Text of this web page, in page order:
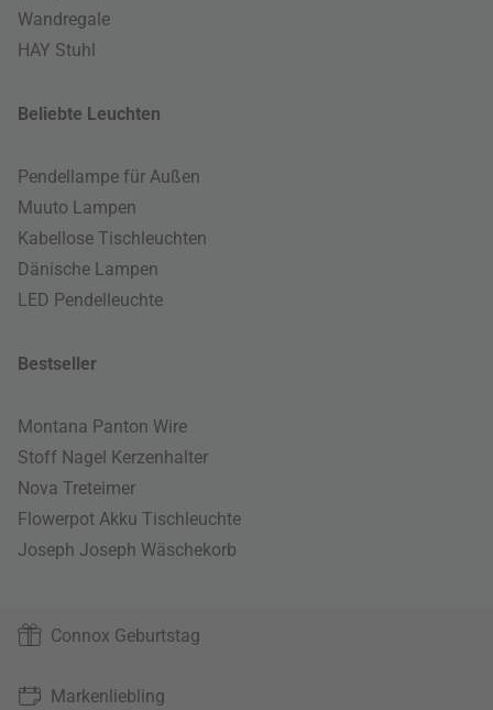
Wandregale
HAY Stuhl
Beliebte Leuchten
Pendellampe für Außen
Muuto Lampen
Kabellose Tischleuchten
Dänische Lampen
LED Pendelleuchte
Bestseller
Montana Panton Wire
Stoff Nagel Kerzenhalter
Nova Treteimer
Flowerpot Akku Tischleuchte
Joseph Joseph Wäschekorb
Connox Geburtstag
Markenliebling